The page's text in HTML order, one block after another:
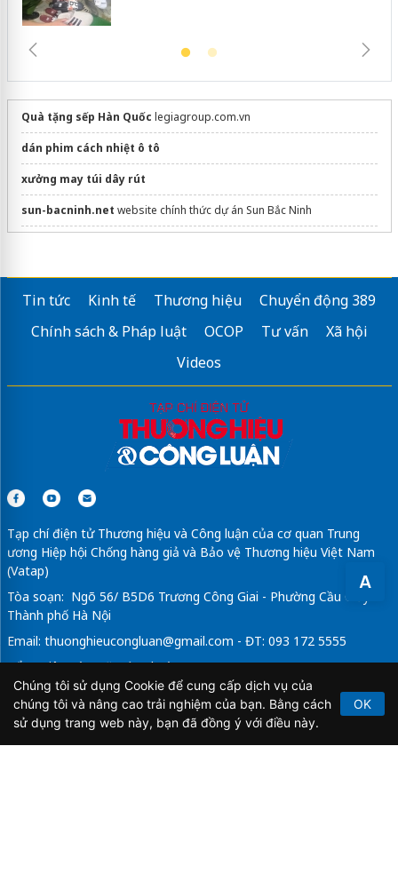
A
Quà tặng sếp Hàn Quốc legiagroup.com.vn
dán phim cách nhiệt ô tô
xưởng may túi dây rút
sun-bacninh.net website chính thức dự án Sun Bắc Ninh
Tin tức Kinh tế Thương hiệu
Chuyển động 389
Chính sách & Pháp luật
OCOP Tư vấn
Xã hội
Videos
Tạp chí điện tử Thương hiệu và Công luận của cơ quan Trung
ương Hiệp hội Chống hàng giả và Bảo vệ Thương hiệu Việt Nam
(Vatap)
Tòa soạn: Ngõ 56/ B5D6 Trương Công Giai - Phường Cầu Giấy -
Thành phố Hà Nội
Email: thuonghieucongluan@gmail.com - ĐT: 093 172 5555
Tổng Biên Tập: Vũ Đức Thuận
Giấy phép hoạt động báo chí điện tử số 64/GP-BTTTT do Bộ
Thông tin và Truyền thông cấp ngày 21/2/2020.
Chúng tôi sử dụng Cookie để cung cấp dịch vụ của
chúng tôi và nâng cao trải nghiệm của bạn. Bằng cách
sử dụng trang web này, bạn đã đồng ý với điều này.
OK